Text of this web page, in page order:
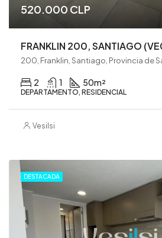
520.000 CLP
FRANKLIN 200, SANTIAGO
2 1 50m²
DEPARTAMENTO, RESIDENCIAL
Vesilsi
DESTACADA